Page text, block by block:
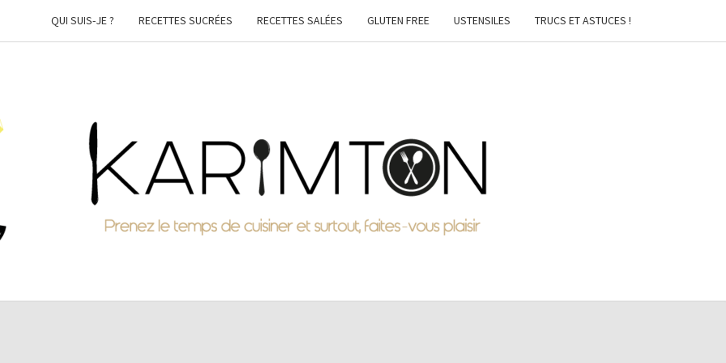
QUI SUIS-JE ? RECETTES SUCRÉES RECETTES SALÉES GLUTEN FREE USTENSILES TRUCS ET ASTUCES !
KARIMTON
Prenez
Le
Temps
De
Faites-